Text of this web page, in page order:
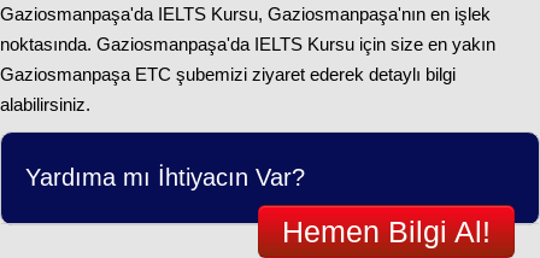
Gaziosmanpaşa'da IELTS Kursu, Gaziosmanpaşa'nın en işlek
noktasında. Gaziosmanpaşa'da IELTS Kursu için size en yakın
Gaziosmanpaşa ETC şubemizi ziyaret ederek detaylı bilgi
alabilirsiniz.
Yardıma mı İhtiyacın Var?
Hemen Bilgi Al!